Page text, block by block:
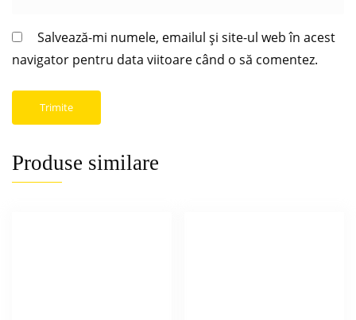
Salvează-mi numele, emailul și site-ul web în acest
navigator pentru data viitoare când o să comentez.
Produse similare